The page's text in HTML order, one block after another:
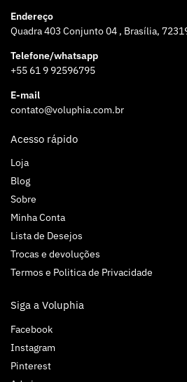
Endereço
Quadra 403 Conjunto 04 , Brasília,
Telefone/whatsapp
+55 61 9 92596795
E-mail
contato@voluphia.com.br
Acesso rápido
Loja
Blog
Sobre
Minha Conta
Lista de Desejos
Trocas e devoluções
Termos e Politica de Privacidade
Siga a Voluphia
Facebook
Instagram
Pinterest